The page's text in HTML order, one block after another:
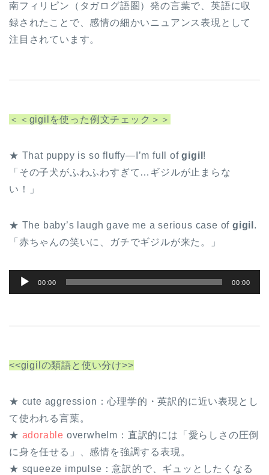
南フィリピン（タガログ語圏）発の言葉で、英語に収
録されたことで、感情の細かいニュアンス表現として
注目されています。
＜＜gigilを使った例文チェック＞＞
★ That puppy is so fluffy—I’m full ofgigil !
「その子犬がふわふわすぎて…ギジルが止まらな
い！」
★ The baby’s laugh gave me a serious case of gigil .
「赤ちゃんの笑いに、ガチでギジルが来た。」
声
ヤ
00:00 00:00
<<gigilの類語と使い分け>>
★ cute aggression：心理学的・英訳的に近い表現とし
て使われる言葉。
★ adorable overwhelm：直訳的には「愛らしさの圧倒
に身を任せる」、感情を強調する表現。
★ squeeze impulse：意訳的で、ギュッとしたくなる